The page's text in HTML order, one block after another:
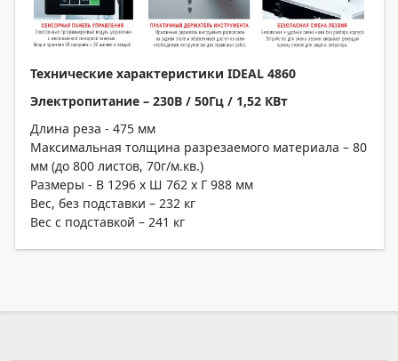
Технические характеристики IDEAL 4860
Электропитание – 230В / 50Гц / 1,52 КВт
Длина реза - 475 мм
Максимальная толщина разрезаемого материала – 80
мм (до 800 листов, 70г/м.кв.)
Размеры - В 1296 х Ш 762 х Г 988 мм
Вес, без подставки – 232 кг
Вес с подставкой – 241 кг